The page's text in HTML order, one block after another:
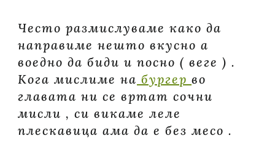
Често размислуваме како да
направиме нешто вкусно а
воедно да биди и посно ( веге ) .
Кога мислиме на бургер во
главата ни се вртат сочни
мисли , си викаме леле
плескавица ама да е без месо .